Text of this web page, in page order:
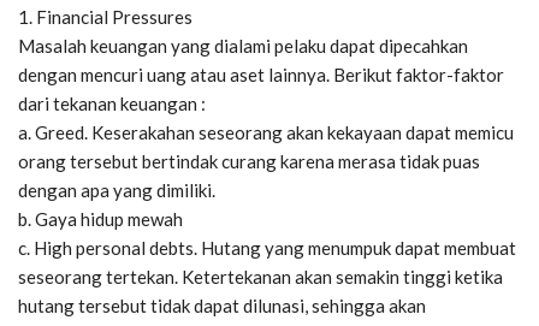
1. Financial Pressures
Masalah keuangan yang dialami pelaku dapat dipecahkan
dengan mencuri uang atau aset lainnya. Berikut faktor-faktor
dari tekanan keuangan :
a. Greed. Keserakahan seseorang akan kekayaan dapat memicu
orang tersebut bertindak curang karena merasa tidak puas
dengan apa yang dimiliki.
b. Gaya hidup mewah
c. High personal debts. Hutang yang menumpuk dapat membuat
seseorang tertekan. Ketertekanan akan semakin tinggi ketika
hutang tersebut tidak dapat dilunasi, sehingga akan